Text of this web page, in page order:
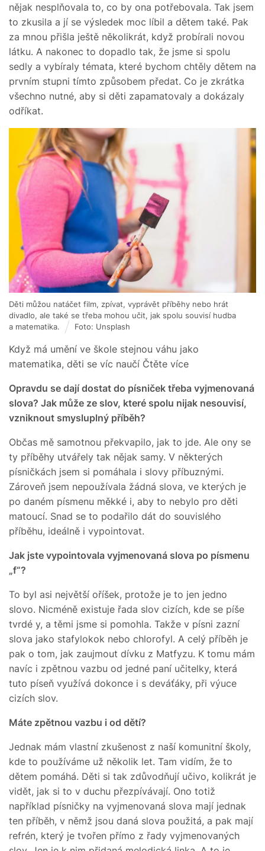
nějak nesplňovala to, co by ona potřebovala. Tak jsem
to zkusila a jí se výsledek moc líbil a dětem také. Pak
za mnou přišla ještě několikrát, když probírali novou
látku. A nakonec to dopadlo tak, že jsme si spolu
sedly a vybíraly témata, které bychom chtěly dětem na
prvním stupni tímto způsobem předat. Co je zkrátka
všechno nutné, aby si děti zapamatovaly a dokázaly
odříkat.
Děti můžou natáčet film, zpívat, vyprávět příběhy nebo hrát
divadlo, ale také se třeba mohou učit, jak spolu souvisí hudba
a matematika.
Foto: Unsplash
Když má umění ve škole stejnou váhu jako
matematika, děti se víc naučí Čtěte více
Opravdu se dají dostat do písniček třeba vyjmenovaná
slova? Jak může ze slov, které spolu nijak nesouvisí,
vzniknout smysluplný příběh?
Občas mě samotnou překvapilo, jak to jde. Ale ony se
ty příběhy utvářely tak nějak samy. V některých
písničkách jsem si pomáhala i slovy příbuznými.
Zároveň jsem nepoužívala žádná slova, ve kterých je
po daném písmenu měkké i, aby to nebylo pro děti
matoucí. Snad se to podařilo dát do souvislého
příběhu, ideálně i vypointovat.
Jak jste vypointovala vyjmenovaná slova po písmenu
„f“?
To byl asi největší oříšek, protože je to jen jedno
slovo. Nicméně existuje řada slov cizích, kde se píše
tvrdé y, a těmi jsme si pomohla. Takže v písni zazní
slova jako stafylokok nebo chlorofyl. A celý příběh je
pak o tom, jak zaujmout dívku z Matfyzu. K tomu mám
navíc i zpětnou vazbu od jedné paní učitelky, která
tuto píseň využívá dokonce i s deváťáky, při výuce
cizích slov.
Máte zpětnou vazbu i od dětí?
Jednak mám vlastní zkušenost z naší komunitní školy,
kde to používáme už několik let. Tam vidím, že to
dětem pomáhá. Děti si tak zdůvodňují učivo, kolikrát je
vidět, jak si to v duchu přezpívávají. Ono totiž
například písničky na vyjmenovaná slova mají jednak
ten příběh, v němž jsou daná slova použitá, a pak mají
refrén, který je tvořen přímo z řady vyjmenovaných